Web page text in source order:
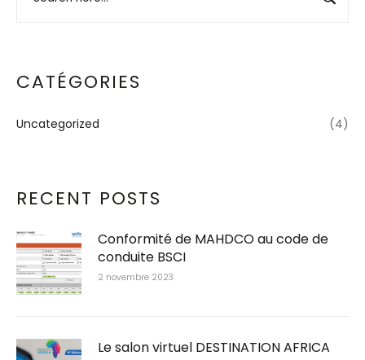
CATÉGORIES
Uncategorized (4)
RECENT POSTS
Conformité de MAHDCO au code de
conduite BSCI
2 novembre 2023
Le salon virtuel DESTINATION AFRICA